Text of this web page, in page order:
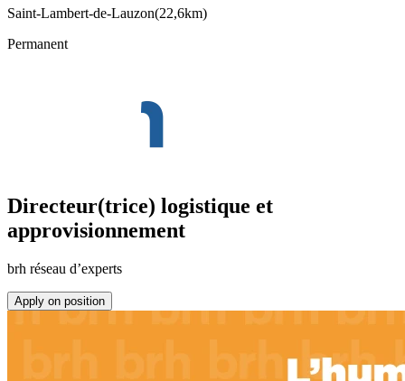
Saint-Lambert-de-Lauzon(22,6km)
Permanent
Directeur(trice) logistique et
approvisionnement
brh réseau d’experts
Apply on position